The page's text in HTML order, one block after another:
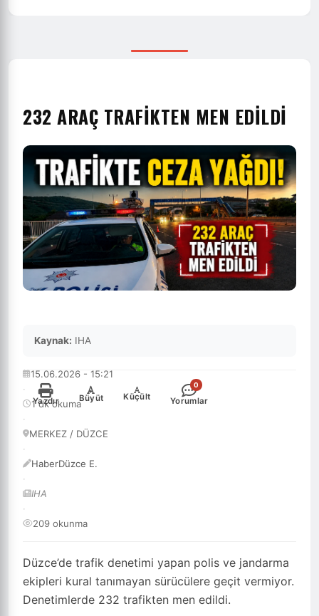
232 ARAÇ TRAFİKTEN MEN EDİLDİ
Düzce’de trafik denetimi yapan polis ve jandarma
ekipleri kural tanımayan sürücülere geçit vermiyor.
Denetimlerde 232 trafikten men edildi.
15.06.2026 - 15:21
·
1 dk okuma
·
MERKEZ / DÜZCE
·
HaberDüzce E.
·
IHA
·
209 okunma
Yazdır
+
Büyüt
-
Küçült
0
Yorumlar
Kaynak: IHA